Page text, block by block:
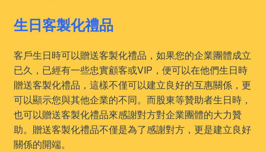
生日客製化禮品
客戶生日時可以贈送客製化禮品，如果您的企業團體成立
已久，已經有一些忠實顧客或VIP，便可以在他們生日時
贈送客製化禮品，這樣不僅可以建立良好的互惠關係，更
可以顯示您與其他企業的不同。而股東等贊助者生日時，
也可以贈送客製化禮品來感謝對方對企業團體的大力贊
助。贈送客製化禮品不僅是為了感謝對方，更是建立良好
關係的開端。